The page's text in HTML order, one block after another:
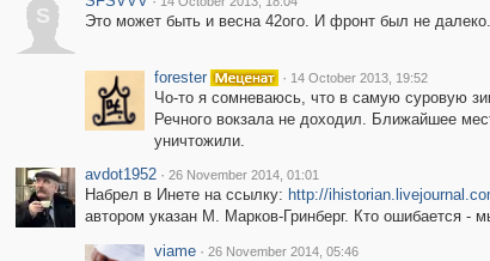
S Это может быть и весна 42ого. И фронт был не
forester · 14 October 2013, 19:52
Чо-то я сомневаюсь, что в самую суровую
Речного вокзала не доходил. Ближайшее
уничтожили.
avdot1952 · 26 November 2014, 01:01
Набрел в Инете на ссылку: http://
автором указан М. Марков-Гринберг. Кто ошибается -
viame · 26 November 2014, 05:46